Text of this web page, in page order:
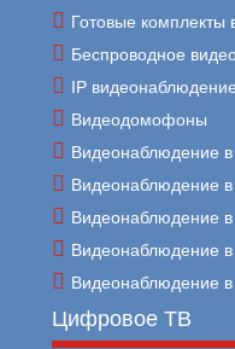
Готовые комплекты
Беспроводное
IP видеонаблюдение
Видеодомофоны
Видеонаблюдение в
Видеонаблюдение
Видеонаблюдение в
Видеонаблюдение
Видеонаблюдение
Цифровое ТВ